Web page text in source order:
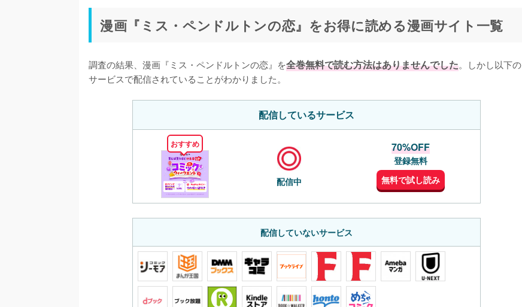
漫画『ミス・ペンドルトンの恋』をお得に読める漫画サイト一覧
調査の結果、漫画『ミス・ペンドルトンの恋』を全巻無料で読む方法はありませんでした。しかし以下の
サービスで配信されていることがわかりました。
配信しているサービス
おすすめ
配信中
70%OFF
登録無料
無料で試し読み
配信していないサービス